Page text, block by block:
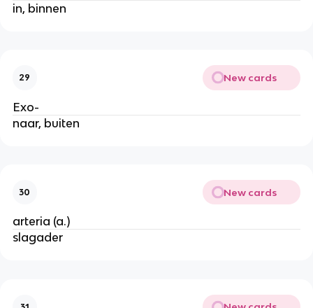
in, binnen
29 New cards
Exo-
naar, buiten
30 New cards
arteria (a.)
slagader